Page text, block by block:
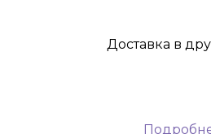
Доставка в